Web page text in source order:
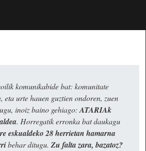
komunikabide bat: komunitate
eta urte hauen guztien ondoren, zuen
inoiz baino gehiago:ATARIAk
. Horregatik erronka bat daukagu
eskualdeko 28 herrietan hamarna
behar ditugu. Zu falta zara, bazatoz?